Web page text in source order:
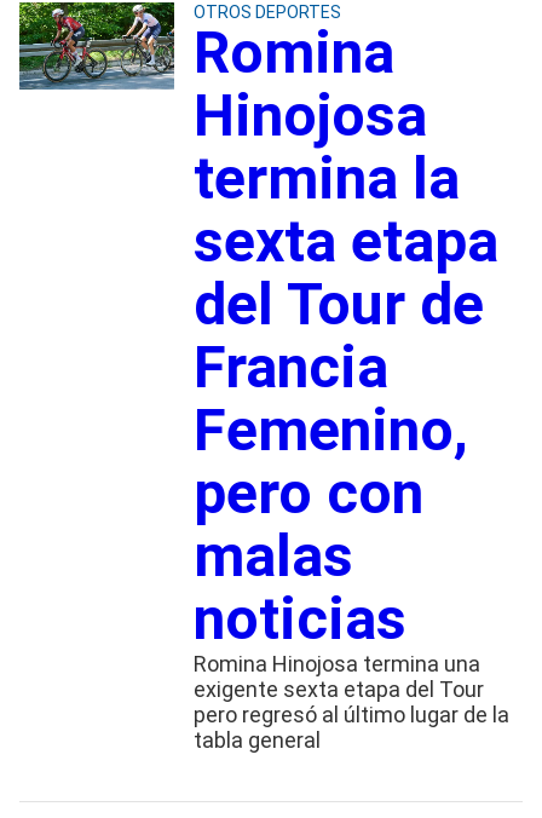
OTROS DEPORTES
Romina
Hinojosa
termina la
sexta etapa
del Tour de
Francia
Femenino,
pero con
malas
noticias
Romina Hinojosa termina una
exigente sexta etapa del Tour
pero regresó al último lugar de la
tabla general